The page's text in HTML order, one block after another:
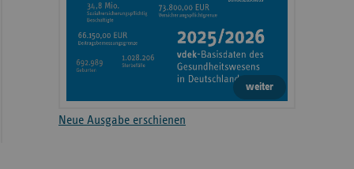
weiter
Neue Ausgabe erschienen